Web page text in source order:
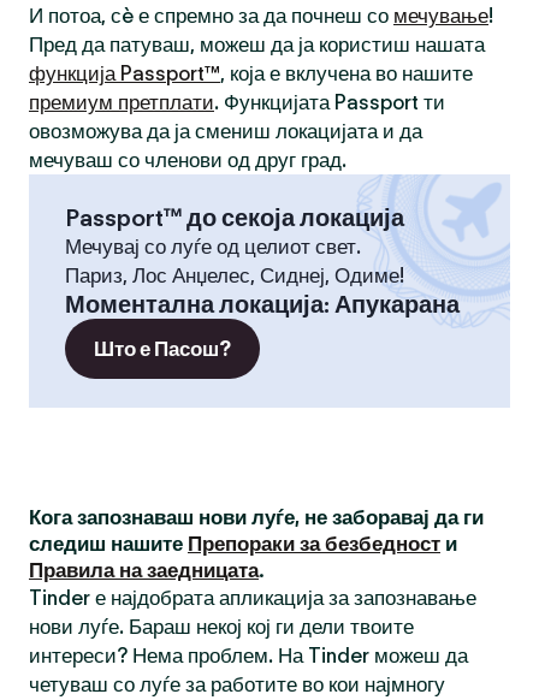
И потоа, сè е спремно за да почнеш со мечување!
Пред да патуваш, можеш да ја користиш нашата
функција Passport™, која е вклучена во нашите
премиум претплати. Функцијата Passport ти
овозможува да ја смениш локацијата и да
мечуваш со членови од друг град.
Passport™ до секоја локација
Мечувај со луѓе од целиот свет.
Париз, Лос Анџелес, Сиднеј, Одиме!
Моментална локација: Апукарана
Што е Пасош?
Кога запознаваш нови луѓе, не заборавај да ги
следиш нашите Препораки за безбедност и
Правила на заедницата.
Tinder е најдобрата апликација за запознавање
нови луѓе. Бараш некој кој ги дели твоите
интереси? Нема проблем. На Tinder можеш да
четуваш со луѓе за работите во кои најмногу